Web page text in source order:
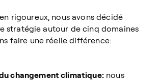
rigoureux, nous avons décidé
stratégie autour de cinq domaines
faire une réelle différence:
changement climatique:nous